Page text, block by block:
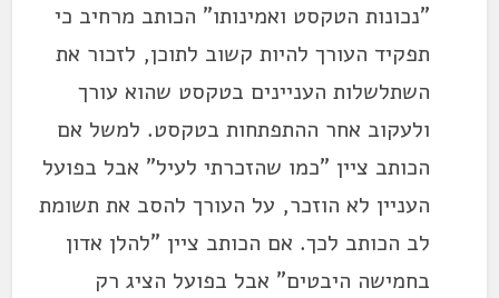
"נכונות הטקסט ואמינותו" הכותב מרחיב כי
תפקיד העורך להיות קשוב לתוכן, לזכור את
השתלשלות העניינים בטקסט שהוא עורך
ולעקוב אחר ההתפתחות בטקסט. למשל אם
הכותב ציין "כמו שהזכרתי לעיל" אבל בפועל
העניין לא הוזכר, על העורך להסב את תשומת
לב הכותב לכך. אם הכותב ציין "להלן אדון
בחמישה היבטים" אבל בפועל הציג רק